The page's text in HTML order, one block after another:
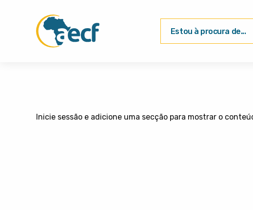
Estou à procura de...
Inicie sessão e adicione uma secção para mostrar o